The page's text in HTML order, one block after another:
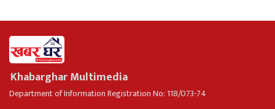
Khabarghar Multimedia
Department of Information Registration No: 118/073-74